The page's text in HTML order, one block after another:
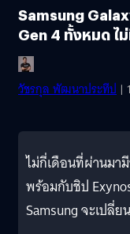
Samsung
Gen 4 ทั้งหมด ไ
วัชรกุล พัฒนาประทีป |
ไม่กี่เดือนที่ผ่านมามี
พร้อมกับชิป
Samsung จะเปลี่